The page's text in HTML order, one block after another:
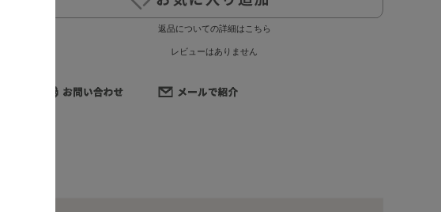
返品についての詳細はこちら
レビューはありません